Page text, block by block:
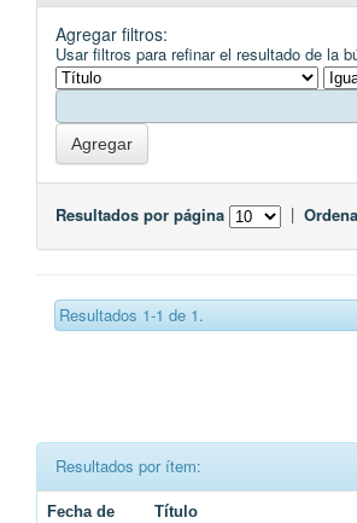
Agregar filtros:
Usar filtros para refinar el resultado de la
Resultados por página |
Resultados 1-1 de 1.
Resultados por ítem:
Fecha de
Título